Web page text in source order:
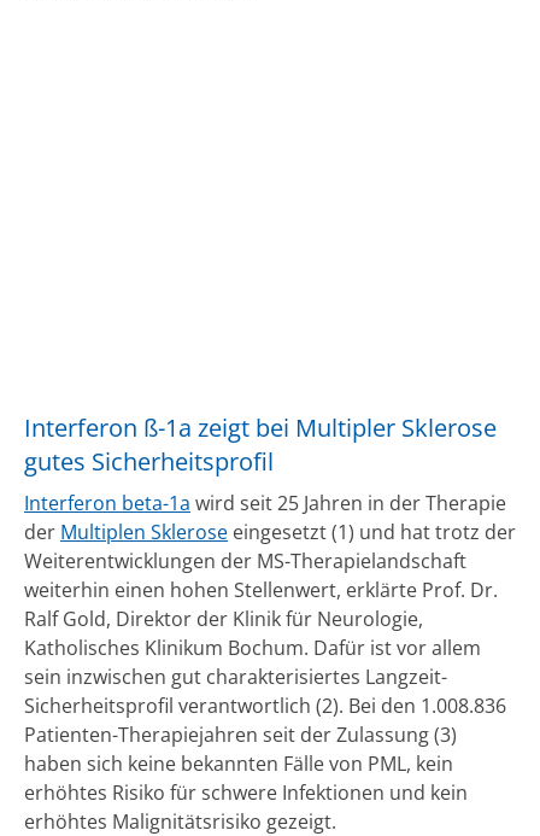
Interferon ß-1a zeigt bei Multipler Sklerose
gutes Sicherheitsprofil
Interferon beta-1a wird seit 25 Jahren in der Therapie
der Multiplen Sklerose eingesetzt (1) und hat trotz der
Weiterentwicklungen der MS-Therapielandschaft
weiterhin einen hohen Stellenwert, erklärte Prof. Dr.
Ralf Gold, Direktor der Klinik für Neurologie,
Katholisches Klinikum Bochum. Dafür ist vor allem
sein inzwischen gut charakterisiertes Langzeit-
Sicherheitsprofil verantwortlich (2). Bei den 1.008.836
Patienten-Therapiejahren seit der Zulassung (3)
haben sich keine bekannten Fälle von PML, kein
erhöhtes Risiko für schwere Infektionen und kein
erhöhtes Malignitätsrisiko gezeigt.